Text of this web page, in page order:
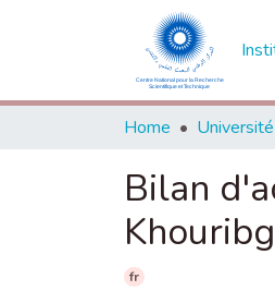
Home
Bilan
fr